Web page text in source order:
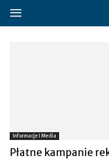
Informacje I Media
Płatne kampanie